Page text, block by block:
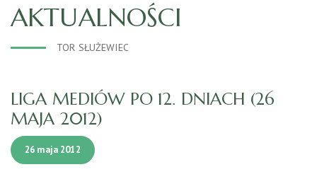
AKTUALNOŚCI
TOR SŁUŻEWIEC
LIGA MEDIÓW PO 12. DNIACH (26
MAJA 2012)
26 maja 2012